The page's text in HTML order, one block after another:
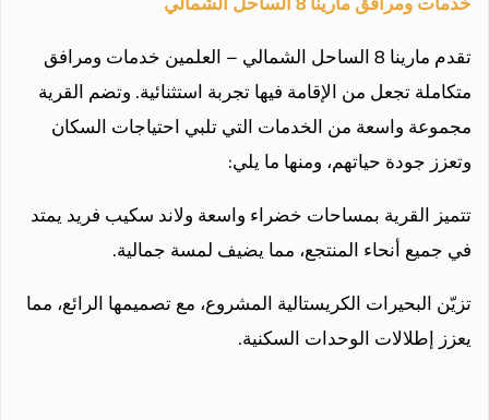
تقدم مارينا 8 الساحل الشمالي – العلمين خدمات ومرافق
متكاملة تجعل من الإقامة فيها تجربة استثنائية. وتضم القرية
مجموعة واسعة من الخدمات التي تلبي احتياجات السكان
وتعزز جودة حياتهم، ومنها ما يلي:
تتميز القرية بمساحات خضراء واسعة ولاند سكيب فريد يمتد
في جميع أنحاء المنتجع، مما يضيف لمسة جمالية.
تزيّن البحيرات الكريستالية المشروع، مع تصميمها الرائع، مما
يعزز إطلالات الوحدات السكنية.